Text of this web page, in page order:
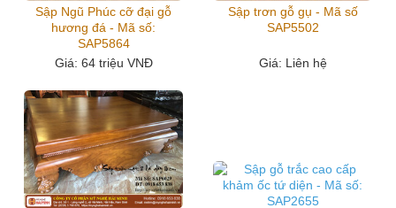
Sập Ngũ Phúc cỡ đại gỗ
hương đá - Mã số:
SAP5864
Giá: 64 triệu VNĐ
Sập trơn gỗ gụ - Mã số
SAP5502
Giá: Liên hệ